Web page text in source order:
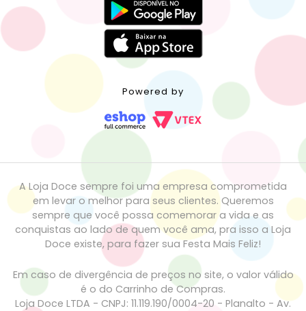
Powered by
A Loja Doce sempre foi uma empresa comprometida
em levar o melhor para seus clientes. Queremos
sempre que você possa comemorar a vida e as
conquistas ao lado de quem você ama, pra isso a Loja
Doce existe, para fazer sua Festa Mais Feliz!
Em caso de divergência de preços no site, o valor válido
é o do Carrinho de Compras.
Loja Doce LTDA - CNPJ: 11.119.190/0004-20 - Planalto - Av.